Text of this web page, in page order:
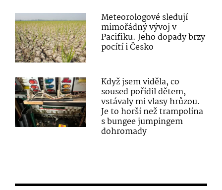
Meteorologové sledují
mimořádný vývoj v
Pacifiku. Jeho dopady brzy
pocítí i Česko
Když jsem viděla, co
soused pořídil dětem,
vstávaly mi vlasy hrůzou.
Je to horší než trampolína
s bungee jumpingem
dohromady